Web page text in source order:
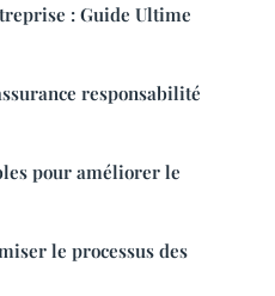
: Guide Ultime
responsabilité
pour améliorer le
le processus des